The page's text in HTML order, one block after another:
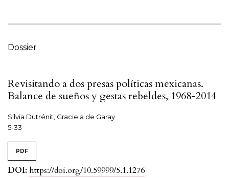
Dossier
Revisitando a dos presas políticas mexicanas.
Balance de sueños y gestas rebeldes, 1968-2014
Silvia Dutrénit, Graciela de Garay
5-33
PDF
DOI: https://doi.org/10.59999/5.1.1276